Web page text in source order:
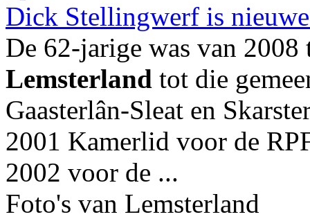
Dick Stellingwerf is
De 62-jarige was van 2008
Lemsterland tot die
Gaasterlân-Sleat en
2001 Kamerlid voor de
2002 voor de ...
Foto's van Lemsterland